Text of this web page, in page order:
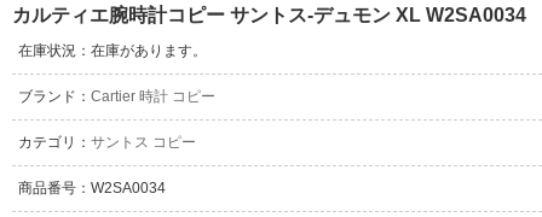
カルティエ腕時計コピー サントス-デュモン XL W2SA0034
在庫状況：在庫があります。
ブランド： Cartier 時計 コピー
カテゴリ： サントス コピー
商品番号：W2SA0034